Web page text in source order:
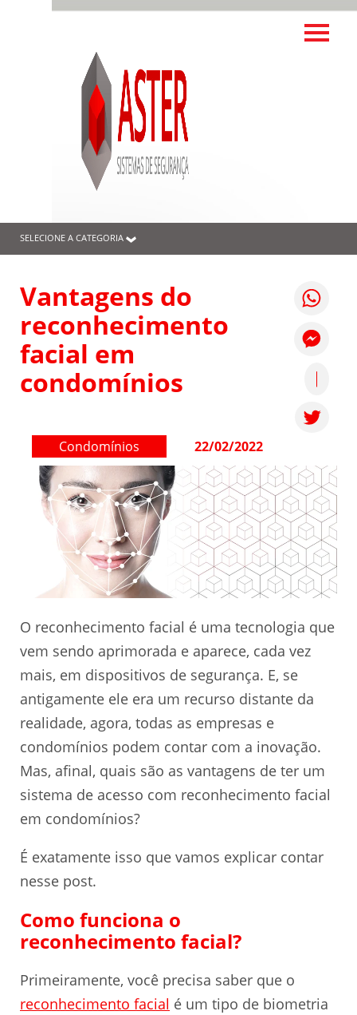
SELECIONE A CATEGORIA
Vantagens do
reconhecimento
facial em
condomínios
Condomínios 22/02/2022
O reconhecimento facial é uma tecnologia que
vem sendo aprimorada e aparece, cada vez
mais, em dispositivos de segurança. E, se
antigamente ele era um recurso distante da
realidade, agora, todas as empresas e
condomínios podem contar com a inovação.
Mas, afinal, quais são as vantagens de ter um
sistema de acesso com reconhecimento facial
em condomínios?
É exatamente isso que vamos explicar contar
nesse post.
Como funciona o
reconhecimento facial?
Primeiramente, você precisa saber que o
reconhecimento facial é um tipo de biometria